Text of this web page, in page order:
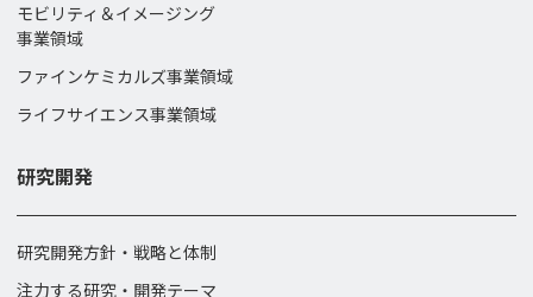
モビリティ＆イメージング
事業領域
ファインケミカルズ事業領域
ライフサイエンス事業領域
研究開発
研究開発方針・戦略と体制
注力する研究・開発テーマ